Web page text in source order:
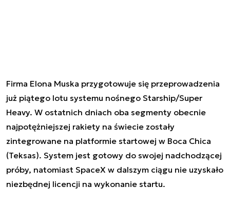
Firma Elona Muska przygotowuje się przeprowadzenia
już piątego lotu systemu nośnego Starship/Super
Heavy. W ostatnich dniach oba segmenty obecnie
najpotężniejszej rakiety na świecie zostały
zintegrowane na platformie startowej w Boca Chica
(Teksas). System jest gotowy do swojej nadchodzącej
próby, natomiast SpaceX w dalszym ciągu nie uzyskało
niezbędnej licencji na wykonanie startu.